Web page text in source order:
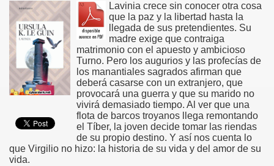
Lavinia crece sin conocer otra cosa
que la paz y la libertad hasta la
llegada de sus pretendientes. Su
madre exige que contraiga
matrimonio con el apuesto y ambicioso
Turno. Pero los augurios y las profecías de
los manantiales sagrados afirman que
deberá casarse con un extranjero, que
provocará una guerra y que su marido no
vivirá demasiado tiempo. Al ver que una
flota de barcos troyanos llega remontando
el Tíber, la joven decide tomar las riendas
de su propio destino. Y así nos cuenta lo
que Virgilio no hizo: la historia de su vida y del amor de su
vida.